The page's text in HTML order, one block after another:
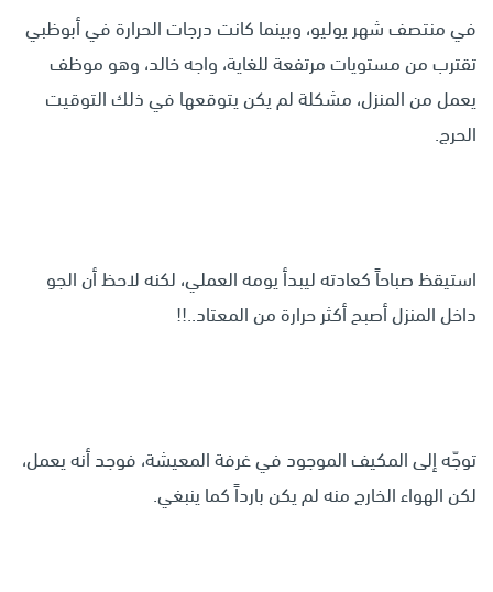
في منتصف شهر يوليو، وبينما كانت درجات الحرارة في أبوظبي
تقترب من مستويات مرتفعة للغاية، واجه خالد، وهو موظف
يعمل من المنزل، مشكلة لم يكن يتوقعها في ذلك التوقيت
الحرج.
استيقظ صباحاً كعادته ليبدأ يومه العملي، لكنه لاحظ أن الجو
داخل المنزل أصبح أكثر حرارة من المعتاد..!!
توجّه إلى المكيف الموجود في غرفة المعيشة، فوجد أنه يعمل،
لكن الهواء الخارج منه لم يكن بارداً كما ينبغي.